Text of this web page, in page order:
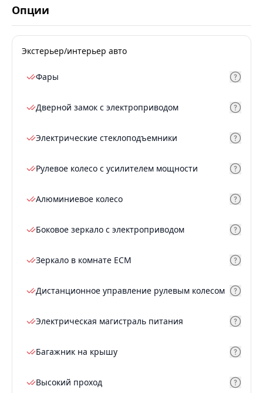
Опции
Экстерьер/интерьер авто
Фары
Дверной замок с электроприводом
Электрические стеклоподъемники
Рулевое колесо с усилителем мощности
Алюминиевое колесо
Боковое зеркало с электроприводом
Зеркало в комнате ECM
Дистанционное управление рулевым колесом
Электрическая магистраль питания
Багажник на крышу
Высокий проход